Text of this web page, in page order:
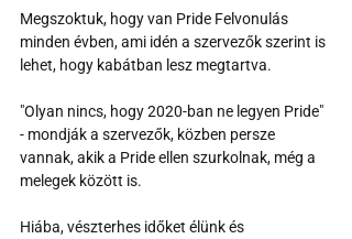
Megszoktuk, hogy van Pride Felvonulás
minden évben, ami idén a szervezők szerint is
lehet, hogy kabátban lesz megtartva.
"Olyan nincs, hogy 2020-ban ne legyen Pride"
- mondják a szervezők, közben persze
vannak, akik a Pride ellen szurkolnak, még a
melegek között is.
Hiába, vészterhes időket élünk és